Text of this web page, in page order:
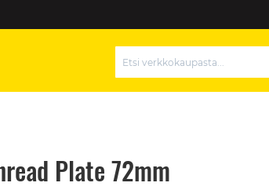
Plate 72mm